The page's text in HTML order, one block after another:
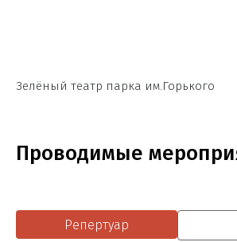
Зелёный театр парка им.Горького
Проводимые
Репертуар